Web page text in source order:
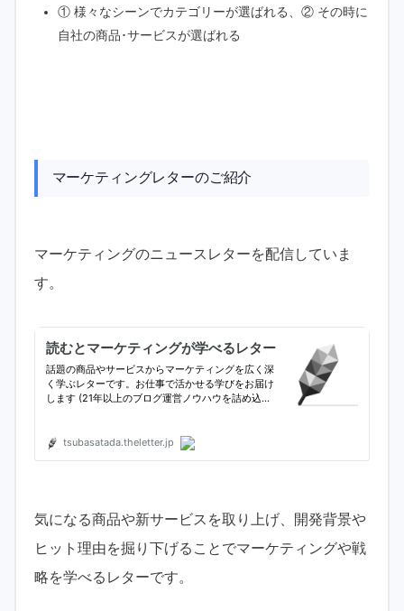
① 様々なシーンでカテゴリーが選ばれる、② その時に
自社の商品･サービスが選ばれる
マーケティングレターのご紹介
マーケティングのニュースレターを配信していま
す。
気になる商品や新サービスを取り上げ、開発背景や
ヒット理由を掘り下げることでマーケティングや戦
略を学べるレターです。